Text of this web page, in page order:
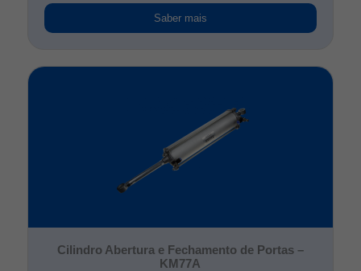
Saber mais
Cilindro Abertura e Fechamento de Portas –
KM77A